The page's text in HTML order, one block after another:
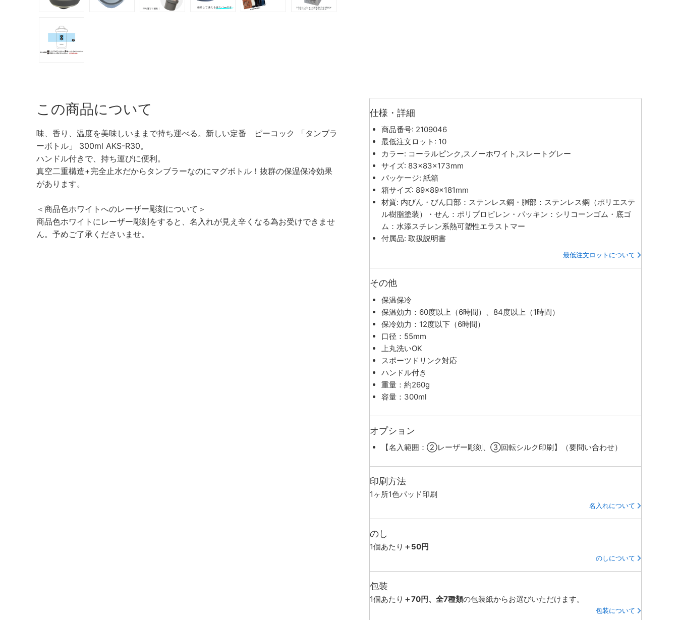
この商品について
味、香り、温度を美味しいままで持ち運べる。新しい定番 ピーコック 「タンブラ
ーボトル」 300ml AKS-R30。
ハンドル付きで、持ち運びに便利。
真空二重構造+完全止水だからタンブラーなのにマグボトル！抜群の保温保冷効果
があります。
＜商品色ホワイトへのレーザー彫刻について＞
商品色ホワイトにレーザー彫刻をすると、名入れが見え辛くなる為お受けできませ
ん。予めご了承くださいませ。
仕様・詳細
商品番号: 2109046
最低注文ロット: 10
カラー: コーラルピンク,スノーホワイト,スレートグレー
サイズ: 83×83×173mm
パッケージ: 紙箱
箱サイズ: 89×89×181mm
材質: 内びん・びん口部：ステンレス鋼・胴部：ステンレス鋼（ポリエステ
ル樹脂塗装）・せん：ポリプロピレン・パッキン：シリコーンゴム・底ゴ
ム：水添スチレン系熱可塑性エラストマー
付属品: 取扱説明書
最低注文ロットについて
その他
保温保冷
保温効力：60度以上（6時間）、84度以上（1時間）
保冷効力：12度以下（6時間）
口径：55mm
上丸洗いOK
スポーツドリンク対応
ハンドル付き
重量：約260g
容量：300ml
オプション
【名入範囲：②レーザー彫刻、③回転シルク印刷】（要問い合わせ）
印刷方法
1ヶ所1色パッド印刷
名入れについて
のし
1個あたり ＋50円
のしについて
包装
1個あたり ＋70円、全7種類の包装紙からお選びいただけます。
包装について